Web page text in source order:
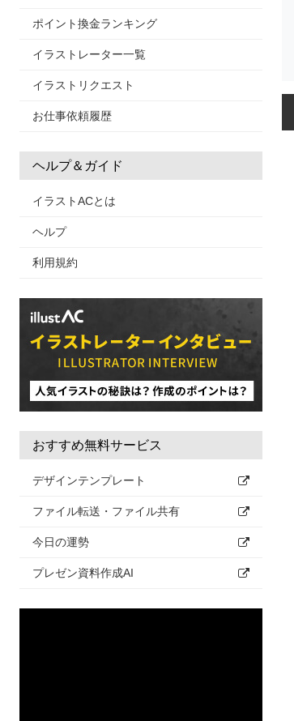
ポイント換金ランキング
イラストレーター一覧
イラストリクエスト
お仕事依頼履歴
ヘルプ＆ガイド
イラストACとは
ヘルプ
利用規約
おすすめ無料サービス
デザインテンプレート
ファイル転送・ファイル共有
今日の運勢
プレゼン資料作成AI